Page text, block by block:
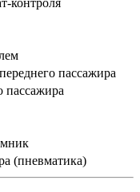
пассажира
пассажира
(пневматика)